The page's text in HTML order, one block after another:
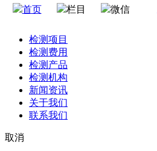
首页 栏目 微信
检测项目
检测费用
检测产品
检测机构
新闻资讯
关于我们
联系我们
取消